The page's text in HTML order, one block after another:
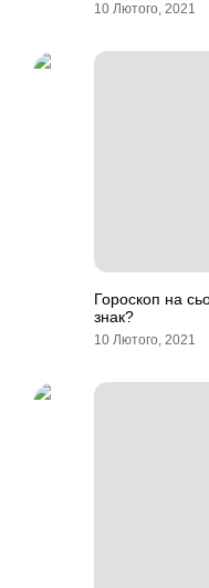
10 Лютого, 2021
Гороскоп на
знак?
10 Лютого, 2021